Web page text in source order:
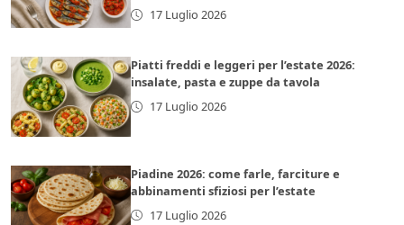
17 Luglio 2026
Piatti freddi e leggeri per l’estate 2026:
insalate, pasta e zuppe da tavola
17 Luglio 2026
Piadine 2026: come farle, farciture e
abbinamenti sfiziosi per l’estate
17 Luglio 2026